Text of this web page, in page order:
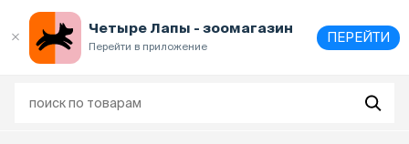
Четыре Лапы - зоомагазин
Перейти в приложение
ПЕРЕЙТИ